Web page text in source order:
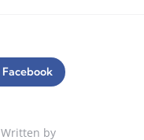
Facebook
Written by